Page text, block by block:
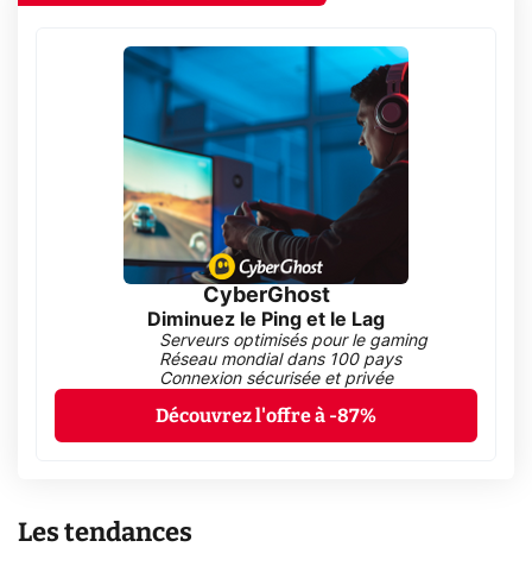
CyberGhost
Diminuez le Ping et le Lag
Serveurs optimisés pour le gaming
Réseau mondial dans 100 pays
Connexion sécurisée et privée
Découvrez l'offre à -87%
Les tendances